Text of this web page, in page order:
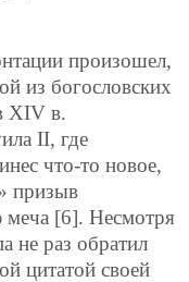
произошел,
из богословских
XIV в.
II, где
что-то новое,
призыв
меча [6]. Несмотря
не раз обратил
цитатой своей